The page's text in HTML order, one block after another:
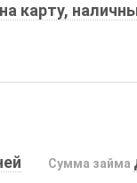
на карту,
Сумма займа